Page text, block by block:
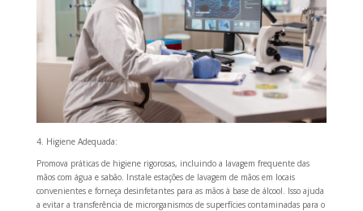
4. Higiene Adequada:
Promova práticas de higiene rigorosas, incluindo a lavagem frequente das
mãos com água e sabão. Instale estações de lavagem de mãos em locais
convenientes e forneça desinfetantes para as mãos à base de álcool. Isso ajuda
a evitar a transferência de microrganismos de superfícies contaminadas para o